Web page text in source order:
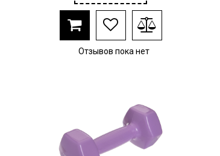
Отзывов пока нет